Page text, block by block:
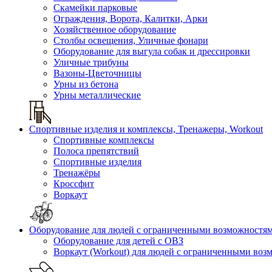
Скамейки парковые
Ограждения, Ворота, Калитки, Арки
Хозяйственное оборудование
Столбы освещения, Уличные фонари
Оборудование для выгула собак и дрессировки
Уличные трибуны
Вазоны-Цветочницы
Урны из бетона
Урны металлические
Спортивные изделия и комплексы, Тренажеры, Workout
Спортивные комплексы
Полоса препятствий
Спортивные изделия
Тренажёры
Кроссфит
Воркаут
Оборудование для людей с ограниченными
Оборудование для детей с ОВЗ
Воркаут (Workout) для людей с ограниченными